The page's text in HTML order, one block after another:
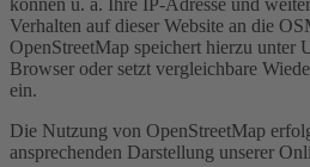
können u. a. Ihre IP-Adresse und
Verhalten auf dieser Website an die
OpenStreetMap speichert hierzu unter
Browser oder setzt vergleichbare
ein.
Die Nutzung von OpenStreetMap
ansprechenden Darstellung unserer